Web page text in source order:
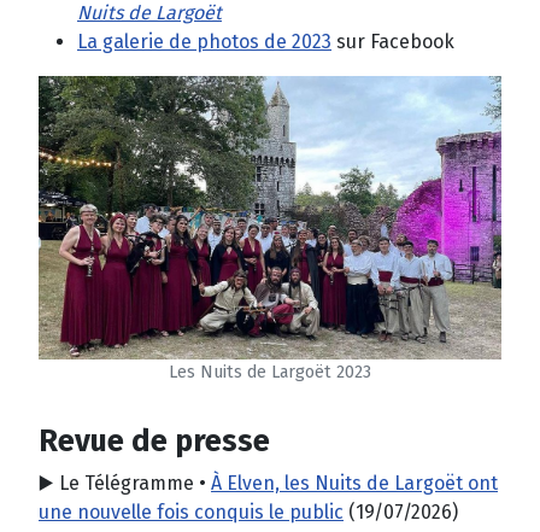
Nuits de Largoët
La galerie de photos de 2023 sur Facebook
Les Nuits de Largoët 2023
Revue de presse
▶️ Le Télégramme • À Elven, les Nuits de Largoët ont
une nouvelle fois conquis le public (19/07/2026)